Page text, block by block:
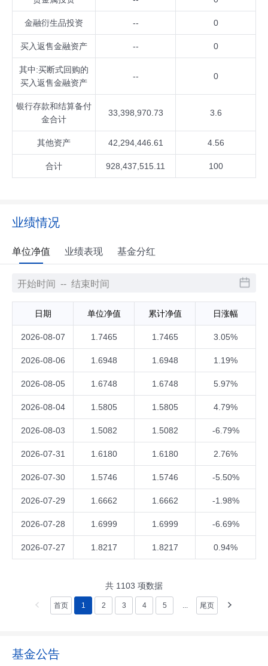
金融衍生品投资 -- 0
买入返售金融资产 -- 0
其中:买断式回购的
买入返售金融资产
-- 0
银行存款和结算备付
金合计
33,398,970.73 3.6
其他资产 42,294,446.61 4.56
合计 928,437,515.11 100
业绩情况
单位净值 业绩表现 基金分红
日期 单位净值 累计净值 日涨幅
2026-08-07 1.7465 1.7465 3.05%
2026-08-06 1.6948 1.6948 1.19%
2026-08-05 1.6748 1.6748 5.97%
2026-08-04 1.5805 1.5805 4.79%
2026-08-03 1.5082 1.5082 -6.79%
2026-07-31 1.6180 1.6180 2.76%
2026-07-30 1.5746 1.5746 -5.50%
2026-07-29 1.6662 1.6662 -1.98%
2026-07-28 1.6999 1.6999 -6.69%
2026-07-27 1.8217 1.8217 0.94%
共 1103 项数据
首页 1 2 3 4 5 ... 尾页
基金公告